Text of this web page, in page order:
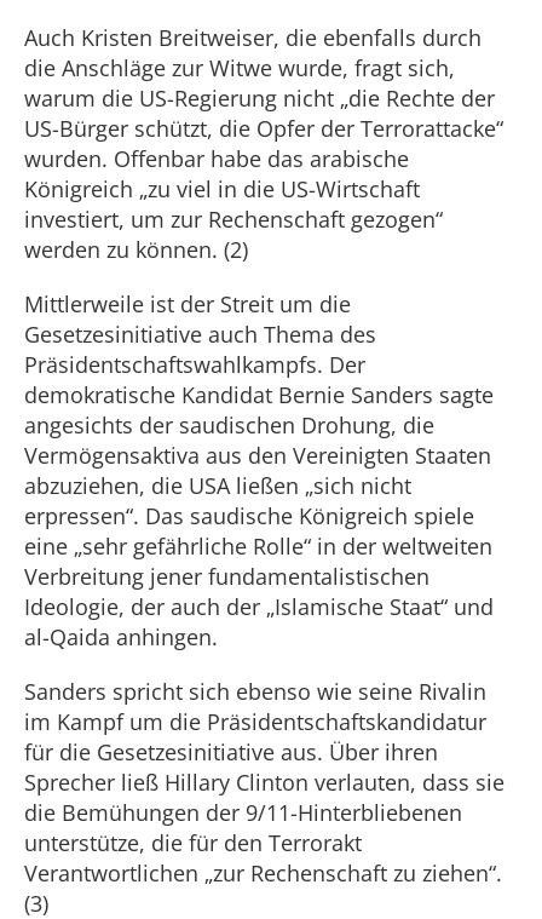
Auch Kristen Breitweiser, die ebenfalls durch
die Anschläge zur Witwe wurde, fragt sich,
warum die US-Regierung nicht „die Rechte der
US-Bürger schützt, die Opfer der Terrorattacke“
wurden. Offenbar habe das arabische
Königreich „zu viel in die US-Wirtschaft
investiert, um zur Rechenschaft gezogen“
werden zu können. (2)
Mittlerweile ist der Streit um die
Gesetzesinitiative auch Thema des
Präsidentschaftswahlkampfs. Der
demokratische Kandidat Bernie Sanders sagte
angesichts der saudischen Drohung, die
Vermögensaktiva aus den Vereinigten Staaten
abzuziehen, die USA ließen „sich nicht
erpressen“. Das saudische Königreich spiele
eine „sehr gefährliche Rolle“ in der weltweiten
Verbreitung jener fundamentalistischen
Ideologie, der auch der „Islamische Staat“ und
al-Qaida anhingen.
Sanders spricht sich ebenso wie seine Rivalin
im Kampf um die Präsidentschaftskandidatur
für die Gesetzesinitiative aus. Über ihren
Sprecher ließ Hillary Clinton verlauten, dass sie
die Bemühungen der 9/11-Hinterbliebenen
unterstütze, die für den Terrorakt
Verantwortlichen „zur Rechenschaft zu ziehen“.
(3)